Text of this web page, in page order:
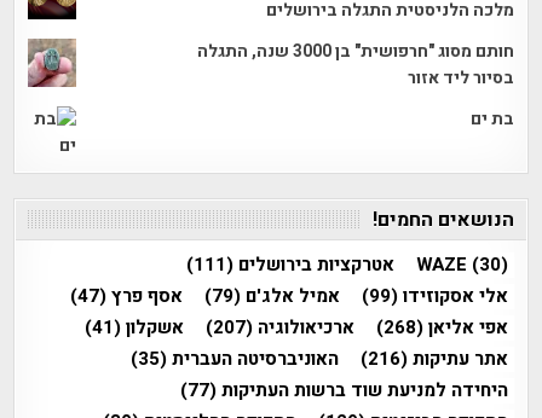
מלכה הלניסטית התגלה בירושלים
חותם מסוג "חרפושית" בן 3000 שנה, התגלה
בסיור ליד אזור
בת ים
הנושאים החמים!
WAZE (30) אטרקציות בירושלים (111)
אלי אסקוזידו(99) אמיל אלג'ם (79) אסף פרץ(47)
אפי אליאן(268) ארכיאולוגיה (207) אשקלון(41)
אתר עתיקות(216) האוניברסיטה העברית(35)
היחידה למניעת שוד ברשות העתיקות(77)